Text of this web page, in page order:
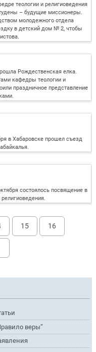
теологии и религиоведения
– будущие миссионеры.
молодежного отдела
в детский дом № 2, чтобы
Рождественская елка.
кафедры теологии и
праздничное представление
в Хабаровске прошел съезд
состоялось посвящение в
15 16
веры”